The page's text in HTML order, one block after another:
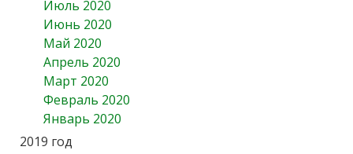
Июль 2020
Июнь 2020
Май 2020
Апрель 2020
Март 2020
Февраль 2020
Январь 2020
2019 год